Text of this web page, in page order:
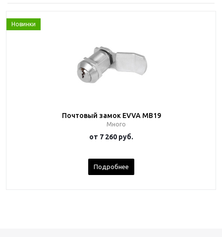
Новинки
Почтовый замок EVVA MB19
Много
от 7 260 руб.
Подробнее